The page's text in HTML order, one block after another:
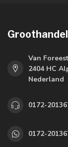
Van
2404 HC
Nederland
0172-
0172-